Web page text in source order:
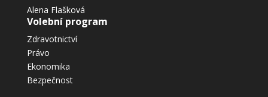
Alena Flašková
Volební program
Zdravotnictví
Právo
Ekonomika
Bezpečnost